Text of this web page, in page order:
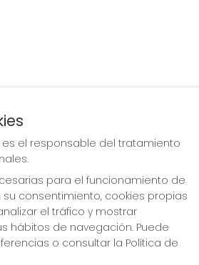
DE LOTERIAS: 1-
por WhatsApp
Practicanta", 18 bajo
es el responsable del tratamiento
para el funcionamiento de
su consentimiento, cookies propias
el tráfico y mostrar
hábitos de navegación. Puede
o consultar la Política de